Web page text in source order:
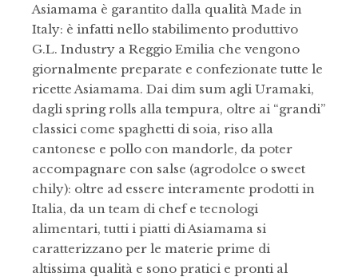
Asiamama è garantito dalla qualità Made in
Italy: è infatti nello stabilimento produttivo
G.L. Industry a Reggio Emilia che vengono
giornalmente preparate e confezionate tutte le
ricette Asiamama. Dai dim sum agli Uramaki,
dagli spring rolls alla tempura, oltre ai “grandi”
classici come spaghetti di soia, riso alla
cantonese e pollo con mandorle, da poter
accompagnare con salse (agrodolce o sweet
chily): oltre ad essere interamente prodotti in
Italia, da un team di chef e tecnologi
alimentari, tutti i piatti di Asiamama si
caratterizzano per le materie prime di
altissima qualità e sono pratici e pronti al